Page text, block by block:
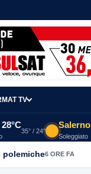
TV
28°C
35° / 24°
Salerno
Soleggiato
polemiche6 ORE FA